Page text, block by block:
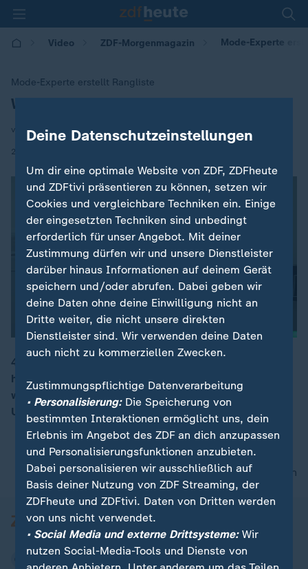
Video ZDF-Morgenmagazin Mode-Experte
Mode-Experte erstellt Rangliste
:
WM-Trikots im Style-Check
von Anja Klingen
24.06.2026 | 05:30
00:15
48 Teams, unzählige Designs. Welche Trikots stechen
heraus? Ein Mode-Experte kürt Favoriten und erklärt,
was Belgien, Marokko und Japan besonders macht.
Und: Warum das deutsche Trikot im Mittelfeld landet.
nach oben
Deine Datenschutzeinstellungen
Um dir eine optimale Website von ZDF, ZDFheute
und ZDFtivi präsentieren zu können, setzen wir
Cookies und vergleichbare Techniken ein. Einige
der eingesetzten Techniken sind unbedingt
erforderlich für unser Angebot. Mit deiner
Zustimmung dürfen wir und unsere Dienstleister
darüber hinaus Informationen auf deinem Gerät
speichern und/oder abrufen. Dabei geben wir
deine Daten ohne deine Einwilligung nicht an
Dritte weiter, die nicht unsere direkten
Dienstleister sind. Wir verwenden deine Daten
auch nicht zu kommerziellen Zwecken.
Zustimmungspflichtige Datenverarbeitung
• Personalisierung:Die Speicherung von
bestimmten Interaktionen ermöglicht uns, dein
Erlebnis im Angebot des ZDF an dich anzupassen
und Personalisierungsfunktionen anzubieten.
Dabei personalisieren wir ausschließlich auf
Basis deiner Nutzung von ZDF Streaming, der
ZDFheute und ZDFtivi. Daten von Dritten werden
von uns nicht verwendet.
• Social Media und externe Drittsysteme:Wir
nutzen Social-Media-Tools und Dienste von